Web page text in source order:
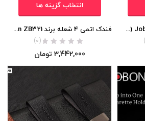
فندک اتمی برند Jobon ZB581 (3 شعله متصل) اورجینال
انتخاب گزینه ها
فندک اتمی 4 شعله برند Jobon ZB321 اورجینال
(0)
3,442,000 تومان